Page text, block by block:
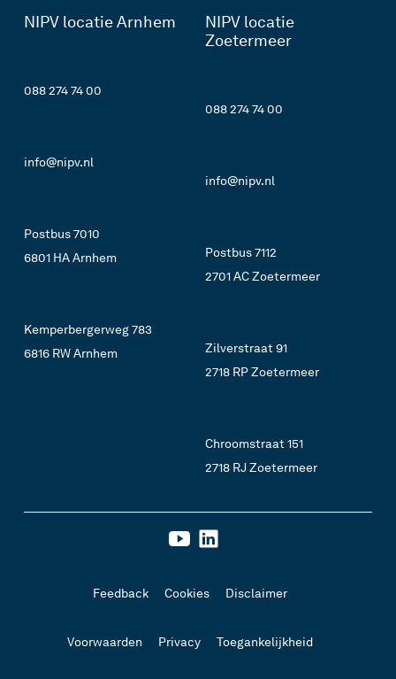
NIPV locatie Arnhem
088 274 74 00
info@nipv.nl
Postbus 7010
6801 HA Arnhem
Kemperbergerweg 783
6816 RW Arnhem
NIPV locatie
Zoetermeer
088 274 74 00
info@nipv.nl
Postbus 7112
2701 AC Zoetermeer
Zilverstraat 91
2718 RP Zoetermeer
Chroomstraat 151
2718 RJ Zoetermeer
Feedback Cookies Disclaimer
Voorwaarden Privacy Toegankelijkheid